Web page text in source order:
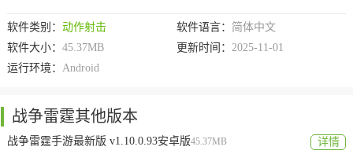
软件类别： 动作射击 软件语言： 简体中文
软件大小： 45.37MB 更新时间： 2025-11-01
运行环境： Android
战争雷霆其他版本
战争雷霆手游最新版 v1.10.0.93安卓版45.37MB 详情